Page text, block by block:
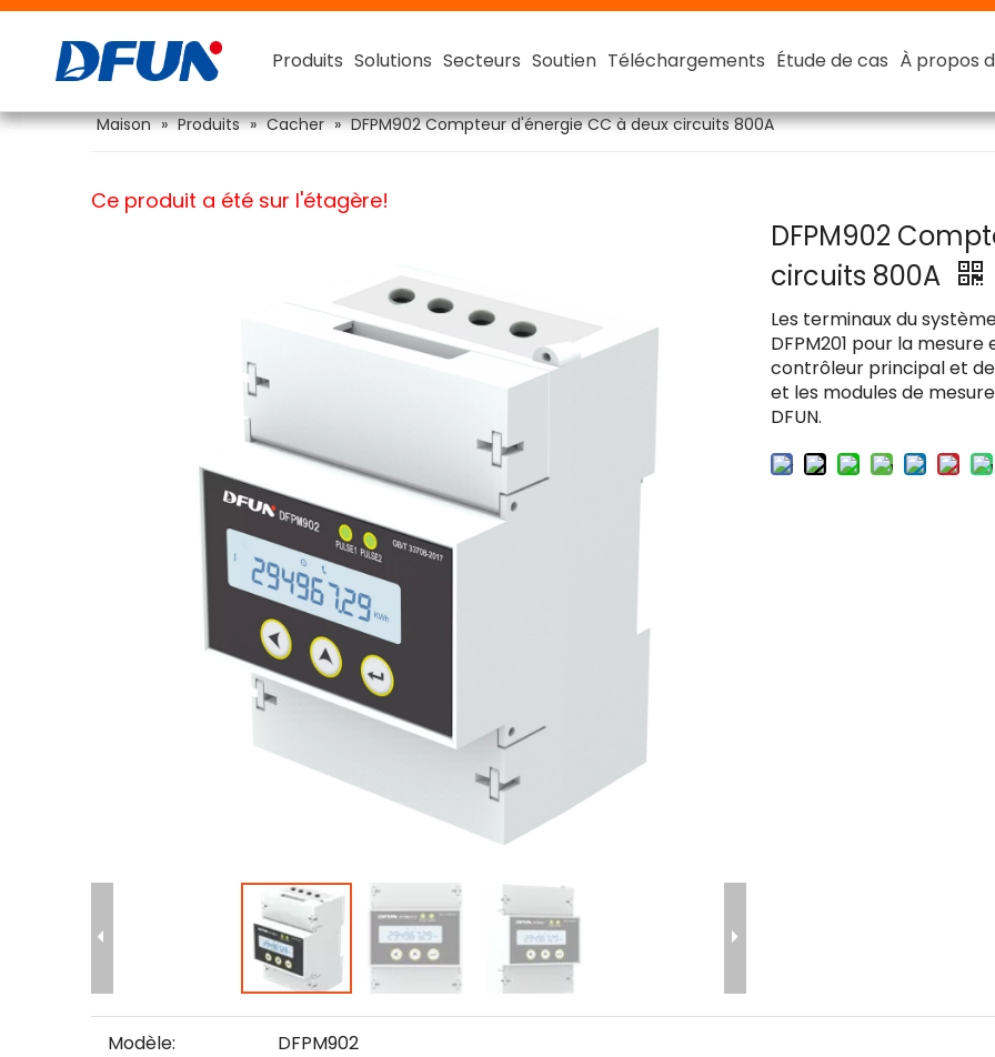
Produits Solutions Secteurs Soutien Téléchargements Étude de cas À propos
Produits Solutions Secteurs Soutien Téléchargements Étude de cas À propos
Produits Solutions Secteurs Soutien Téléchargements Étude de cas À propos
Produits Solutions Secteurs Soutien Téléchargements Étude de cas À propos
Maison » Produits » Cacher » DFPM902 Compteur d'énergie CC à deux circuits 800A
Ce produit a été sur l'étagère!
DFPM902
circuits 800A
Les terminaux du
DFPM201 pour la
contrôleur principal et
et les modules de
DFUN.
Modèle:
DFPM902